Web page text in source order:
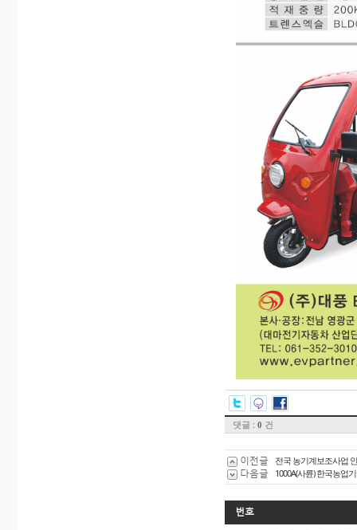
댓글 : 0 건
이전글 전국 농기계보조사업
다음글 1000A(사륜) 한국농업
번호